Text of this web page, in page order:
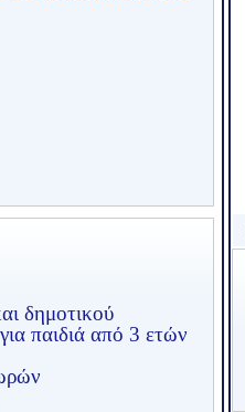
δημοτικού
για παιδιά από 3 ετών